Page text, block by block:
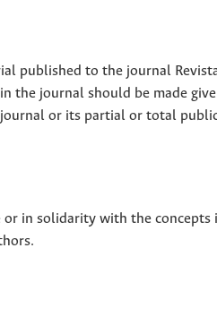
published to the journal
the journal should be made
or its partial or total
in solidarity with the concepts